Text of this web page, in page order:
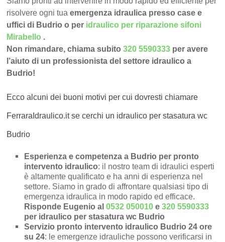
risolvere ogni tuaemergenza idraulica presso case e
uffici di Budrio o per idraulico per riparazione sifoni
Mirabello .
Non rimandare, chiama subito320 5590333 per avere
l’aiuto di un professionista del settore idraulico a
Budrio!
Ecco alcuni dei buoni motivi per cui dovresti chiamare
FerraraIdraulico.it se cerchi un idraulico per stasatura wc
Budrio
Esperienza e competenza a Budrio per pronto
intervento idraulico: il nostro team di idraulici esperti
è altamente qualificato e ha anni di esperienza nel
settore. Siamo in grado di affrontare qualsiasi tipo di
emergenza idraulica in modo rapido ed efficace.
Risponde Eugenio al0532 050010 e320 5590333
per idraulico per stasatura wc Budrio
Servizio pronto intervento idraulico Budrio 24 ore
su 24: le emergenze idrauliche possono verificarsi in